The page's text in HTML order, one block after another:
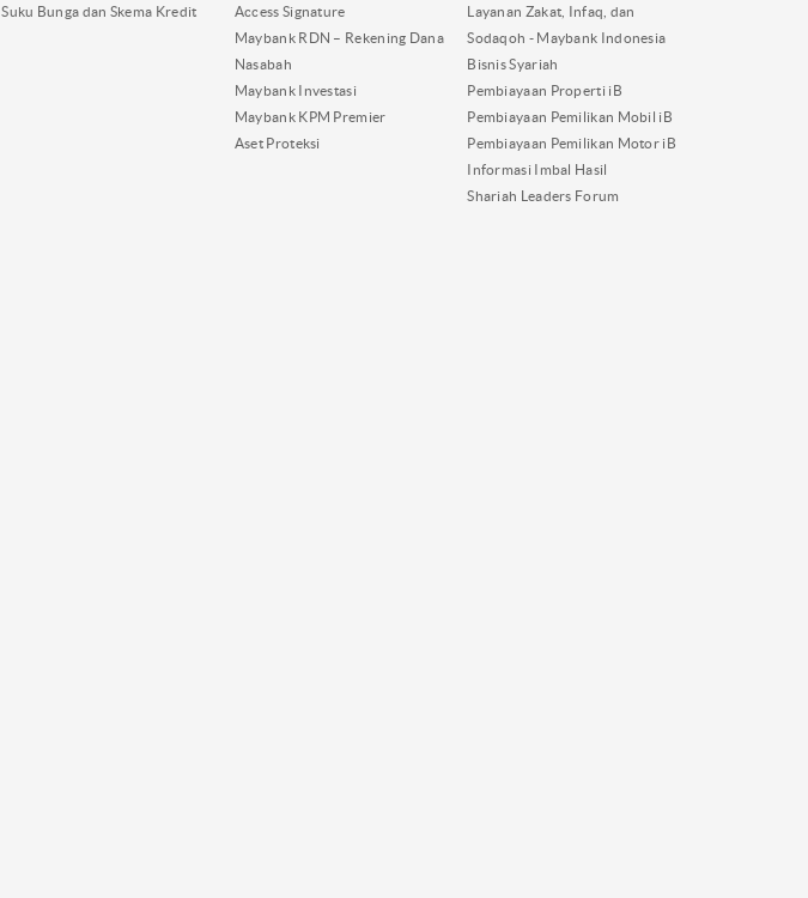
Suku Bunga dan Skema Kredit
Access Signature
Maybank RDN – Rekening Dana
Nasabah
Maybank Investasi
Maybank KPM Premier
Aset Proteksi
Layanan Zakat, Infaq, dan
Sodaqoh - Maybank Indonesia
Bisnis Syariah
Pembiayaan Properti iB
Pembiayaan Pemilikan Mobil iB
Pembiayaan Pemilikan Motor iB
Informasi Imbal Hasil
Shariah Leaders Forum